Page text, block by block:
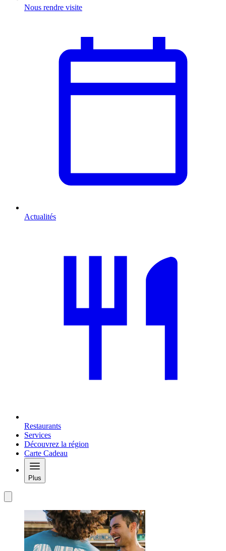
Nous rendre visite
Actualités
Restaurants
Services
Découvrez la région
Carte Cadeau
Plus